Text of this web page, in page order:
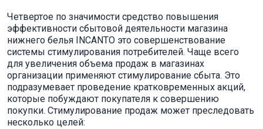
Четвертое по значимости средство повышения
эффективности сбытовой деятельности магазина
нижнего белья INCANTO это совершенствование
системы стимулирования потребителей. Чаще всего
для увеличения объема продаж в магазинах
организации применяют стимулирование сбыта. Это
подразумевает проведение кратковременных акций,
которые побуждают покупателя к совершению
покупки. Стимулирование продаж может преследовать
несколько целей: